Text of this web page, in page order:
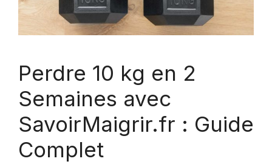
Perdre 10 kg en 2
Semaines avec
SavoirMaigrir.fr : Guide
Complet